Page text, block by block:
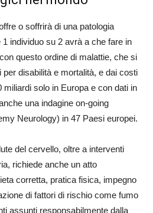
o soffrirà di una patologia
individuo su 2 avrà a che fare in
questo ordine di malattie, che si
disabilità e mortalità, e dai costi
solo in Europa e con dati in
una indagine on-going
Neurology) in 47 Paesi europei.
del cervello, oltre a interventi
richiede anche un atto
corretta, pratica fisica, impegno
di fattori di rischio come fumo
assunti responsabilmente dalla